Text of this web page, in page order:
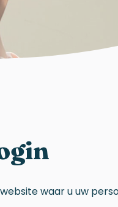
waar u uw